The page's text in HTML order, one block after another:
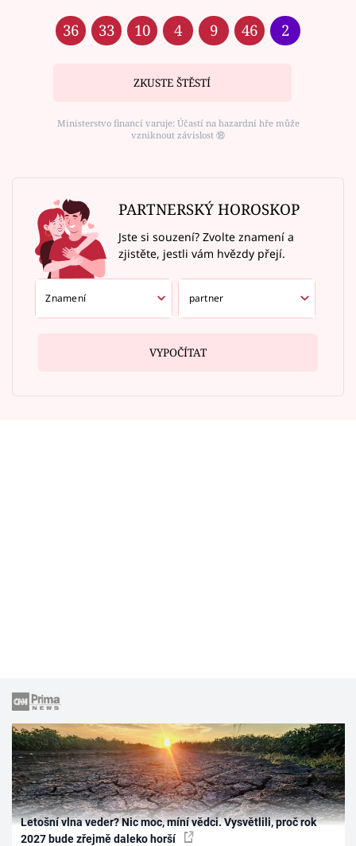
36 33 10 4 9 46 2
ZKUSTE ŠTĚSTÍ
Ministerstvo financí varuje: Účastí na hazardní hře může
vzniknout závislost ⑱
PARTNERSKÝ HOROSKOP
Jste si souzení? Zvolte znamení a
zjistěte, jestli vám hvězdy přejí.
VYPOČÍTAT
Letošní vlna veder? Nic moc, míní vědci. Vysvětlili, proč rok
2027 bude zřejmě daleko horší